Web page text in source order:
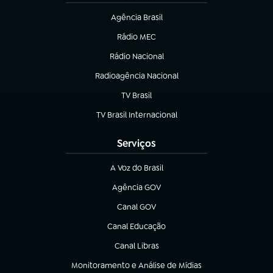
Agência Brasil
(abre em nova aba)
Rádio MEC
(abre em nova aba)
Rádio Nacional
Radioagência Nacional
(abre em nova aba)
TV Brasil
(abre em nova aba)
TV Brasil Internacional
(abre em nova aba)
Serviços
A Voz do Brasil
(abre em nova aba)
Agência GOV
(abre em nova aba)
Canal GOV
(abre em nova aba)
Canal Educação
(abre em nova aba)
Canal Libras
(abre em nova aba)
Monitoramento e Análise de Mídias
(abre em nova aba)